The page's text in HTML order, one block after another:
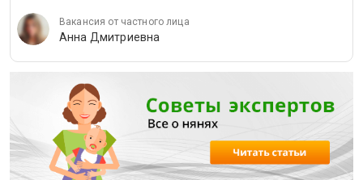
Вакансия от частного лица
Анна Дмитриевна